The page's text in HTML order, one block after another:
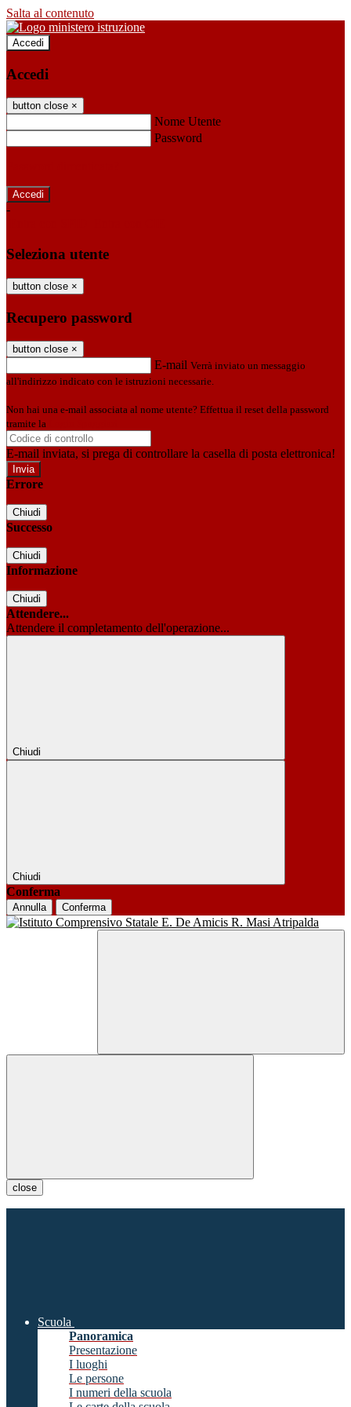
Salta al contenuto
Accedi
Accedi
button close ×
Nome Utente
Password
-
Seleziona utente
button close ×
Recupero password
button close ×
E-mail Verrà inviato un messaggio
all'indirizzo indicato con le istruzioni necessarie.
Non hai una e-mail associata al nome utente? Effettua il reset della password
tramite la
E-mail inviata, si prega di controllare la casella di posta elettronica!
Errore
Chiudi
Successo
Chiudi
Informazione
Chiudi
Attendere...
Attendere il completamento dell'operazione...
Chiudi
Chiudi
Conferma
Annulla Conferma
close
Scuola
Panoramica
Presentazione
I luoghi
Le persone
I numeri della scuola